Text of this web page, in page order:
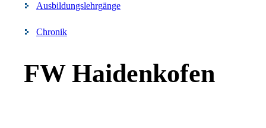
Ausbildungslehrgänge
Chronik
FW Haidenkofen